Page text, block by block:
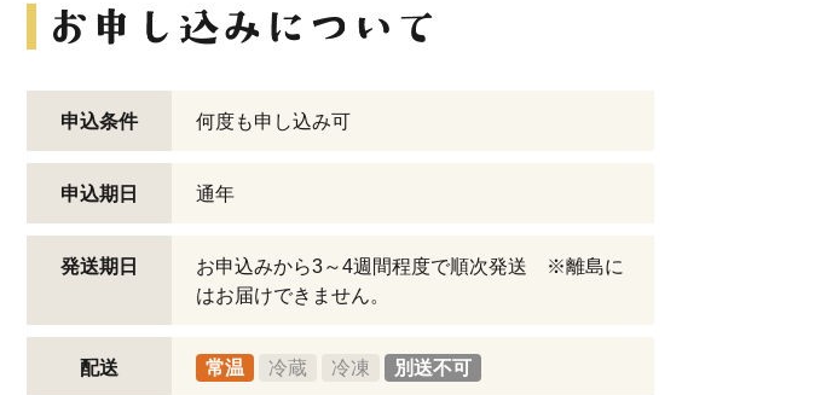
申込条件 何度も申し込み可
申込期日 通年
発送期日
お申込みから3～4週間程度で順次発送 ※離島に
はお届けできません。
配送 常温 冷蔵 冷凍 別送不可